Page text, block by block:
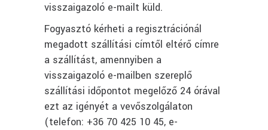
visszaigazoló e-mailt küld.
Fogyasztó kérheti a regisztrációnál
megadott szállítási címtől eltérő címre
a szállítást, amennyiben a
visszaigazoló e-mailben szereplő
szállítási időpontot megelőző 24 órával
ezt az igényét a vevőszolgálaton
(telefon: +36 70 425 10 45, e-